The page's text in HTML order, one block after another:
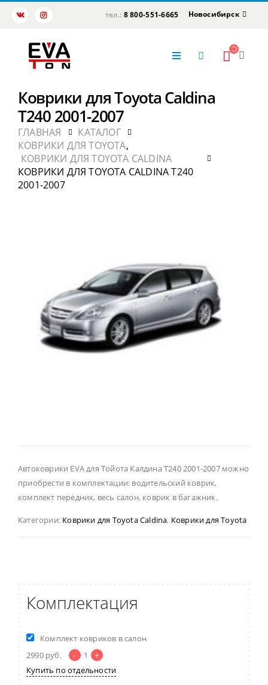
тел.: 8 800-551-6665 Новосибирск
Коврики для Toyota Caldina
T240 2001-2007
ГЛАВНАЯ
КАТАЛОГ
КОВРИКИ ДЛЯ TOYOTA,
КОВРИКИ ДЛЯ TOYOTA CALDINA
КОВРИКИ ДЛЯ TOYOTA CALDINA T240
2001-2007
Автоковрики EVA для Тойота Калдина Т240 2001-2007 можно
приобрести в комплектации: водительский коврик,
комплект передних, весь салон, коврик в багажник.
Категории: Коврики для Toyota Caldina, Коврики для Toyota
Комплектация
Комплект ковриков в салон
2990 руб. - 1 +
Купить по отдельности